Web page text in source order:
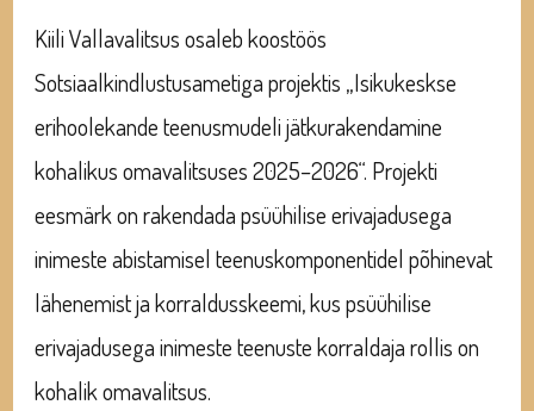
Kiili Vallavalitsus osaleb koostöös
Sotsiaalkindlustusametiga projektis „Isikukeskse
erihoolekande teenusmudeli jätkurakendamine
kohalikus omavalitsuses 2025–2026“. Projekti
eesmärk on rakendada psüühilise erivajadusega
inimeste abistamisel teenuskomponentidel põhinevat
lähenemist ja korraldusskeemi, kus psüühilise
erivajadusega inimeste teenuste korraldaja rollis on
kohalik omavalitsus.